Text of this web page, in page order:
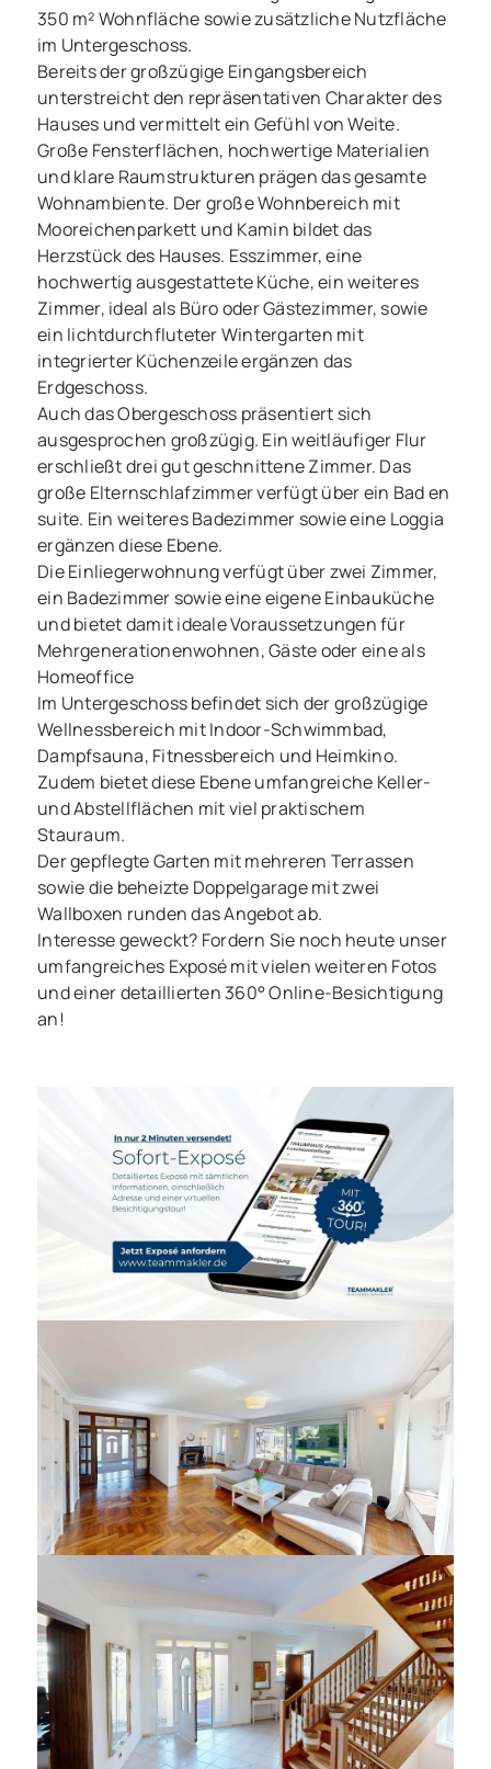
Haus zu kaufen in Quickborn
LUXUS, WELLNESS &
WEITBLICK: Exklusives
Anwesen im Quickborner
Zentrum
350 m² Wohnfläche sowie zusätzliche Nutzfläche
im Untergeschoss.
Bereits der großzügige Eingangsbereich
unterstreicht den repräsentativen Charakter des
Hauses und vermittelt ein Gefühl von Weite.
Große Fensterflächen, hochwertige Materialien
und klare Raumstrukturen prägen das gesamte
Wohnambiente. Der große Wohnbereich mit
Mooreichenparkett und Kamin bildet das
Herzstück des Hauses. Esszimmer, eine
hochwertig ausgestattete Küche, ein weiteres
Zimmer, ideal als Büro oder Gästezimmer, sowie
ein lichtdurchfluteter Wintergarten mit
integrierter Küchenzeile ergänzen das
Erdgeschoss.
Auch das Obergeschoss präsentiert sich
ausgesprochen großzügig. Ein weitläufiger Flur
erschließt drei gut geschnittene Zimmer. Das
große Elternschlafzimmer verfügt über ein Bad en
suite. Ein weiteres Badezimmer sowie eine Loggia
ergänzen diese Ebene.
Die Einliegerwohnung verfügt über zwei Zimmer,
ein Badezimmer sowie eine eigene Einbauküche
und bietet damit ideale Voraussetzungen für
Mehrgenerationenwohnen, Gäste oder eine als
Homeoffice
Im Untergeschoss befindet sich der großzügige
Wellnessbereich mit Indoor-Schwimmbad,
Dampfsauna, Fitnessbereich und Heimkino.
Zudem bietet diese Ebene umfangreiche Keller-
und Abstellflächen mit viel praktischem
Stauraum.
Der gepflegte Garten mit mehreren Terrassen
sowie die beheizte Doppelgarage mit zwei
Wallboxen runden das Angebot ab.
Interesse geweckt? Fordern Sie noch heute unser
umfangreiches Exposé mit vielen weiteren Fotos
und einer detaillierten 360° Online-Besichtigung
an!